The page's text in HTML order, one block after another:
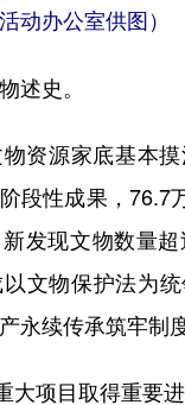
动办公室供图）
史。
源家底基本摸
段性成果，76.7
发现文物数量
文物保护法为
永续传承筑牢制
项目取得重要